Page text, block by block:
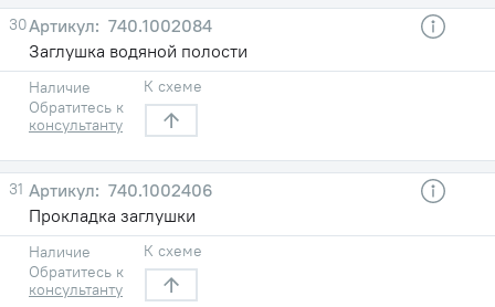
30
740.1002084
Заглушка водяной полости
Наличие
Обратитесь к
консультанту
К схеме
31
740.1002406
Прокладка заглушки
Наличие
Обратитесь к
консультанту
К схеме